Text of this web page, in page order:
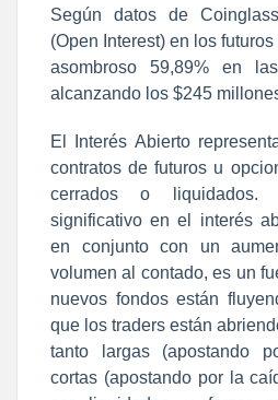
Según datos de
(Open Interest) en los
asombroso 59,89% en
alcanzando los $245
El Interés Abierto
contratos de futuros u
cerrados o
significativo en el interés
en conjunto con un
volumen al contado, es un
nuevos fondos están
que los traders están
tanto largas (apostando
cortas (apostando por la